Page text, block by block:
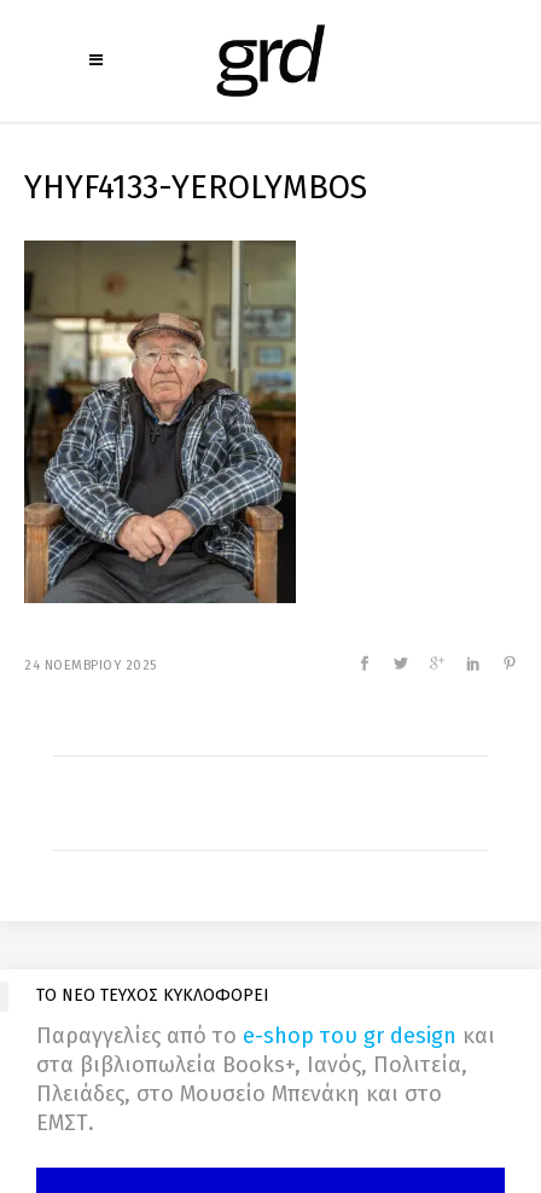
YHYF4133-YEROLYMBOS
24 ΝΟΕΜΒΡΙΟΥ 2025
ΤΟ ΝΕΟ ΤΕΥΧΟΣ ΚΥΚΛΟΦΟΡΕΙ
Παραγγελίες από το e-shop του gr design και
στα βιβλιοπωλεία Books+, Ιανός, Πολιτεία,
Πλειάδες, στο Μουσείο Μπενάκη και στο
ΕΜΣΤ.